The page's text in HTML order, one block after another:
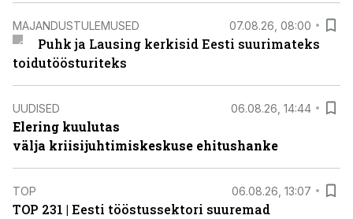
MAJANDUSTULEMUSED 07.08.26, 08:00
Puhk ja Lausing kerkisid Eesti suurimateks
toidutöösturiteks
UUDISED 06.08.26, 14:44
Elering kuulutas
välja kriisijuhtimiskeskuse ehitushanke
TOP 06.08.26, 13:07
TOP 231 | Eesti tööstussektori suuremad